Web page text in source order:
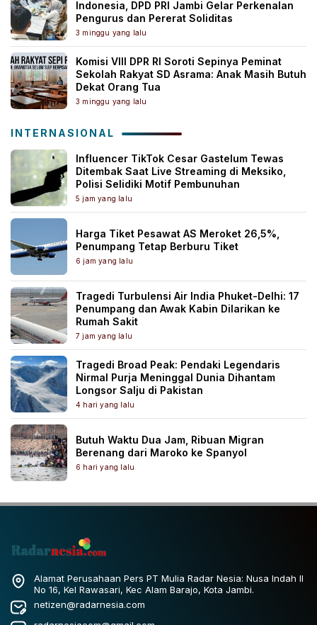
Indonesia, DPD PRI Jambi Gelar Perkenalan
Pengurus dan Pererat Soliditas
3 minggu yang lalu
Komisi VIII DPR RI Soroti Sepinya Peminat
Sekolah Rakyat SD Asrama: Anak Masih Butuh
Dekat Orang Tua
3 minggu yang lalu
INTERNASIONAL
Influencer TikTok Cesar Gastelum Tewas
Ditembak Saat Live Streaming di Meksiko,
Polisi Selidiki Motif Pembunuhan
5 jam yang lalu
Harga Tiket Pesawat AS Meroket 26,5%,
Penumpang Tetap Berburu Tiket
6 jam yang lalu
Tragedi Turbulensi Air India Phuket-Delhi: 17
Penumpang dan Awak Kabin Dilarikan ke
Rumah Sakit
7 jam yang lalu
Tragedi Broad Peak: Pendaki Legendaris
Nirmal Purja Meninggal Dunia Dihantam
Longsor Salju di Pakistan
4 hari yang lalu
Butuh Waktu Dua Jam, Ribuan Migran
Berenang dari Maroko ke Spanyol
6 hari yang lalu
Alamat Perusahaan Pers PT Mulia Radar Nesia: Nusa Indah II
No 16, Kel Rawasari, Kec Alam Barajo, Kota Jambi.
netizen@radarnesia.com